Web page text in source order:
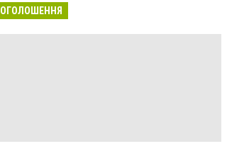
ОГОЛОШЕННЯ